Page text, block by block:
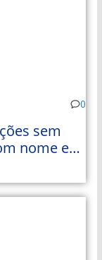
0
sem
nome e